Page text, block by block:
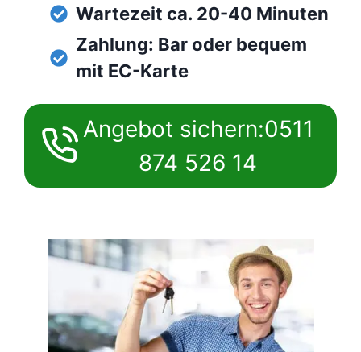
Wartezeit ca. 20-40 Minuten
Zahlung: Bar oder bequem
mit EC-Karte
Angebot sichern:0511
874 526 14